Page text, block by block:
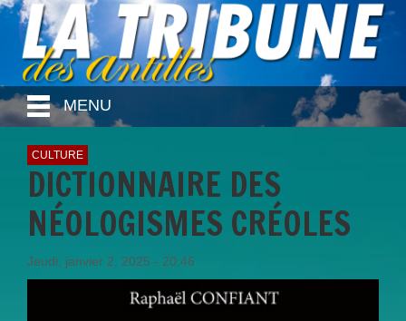
MENU
CULTURE
DICTIONNAIRE DES
NÉOLOGISMES CRÉOLES
Jeudi, janvier 2, 2025 - 20:46